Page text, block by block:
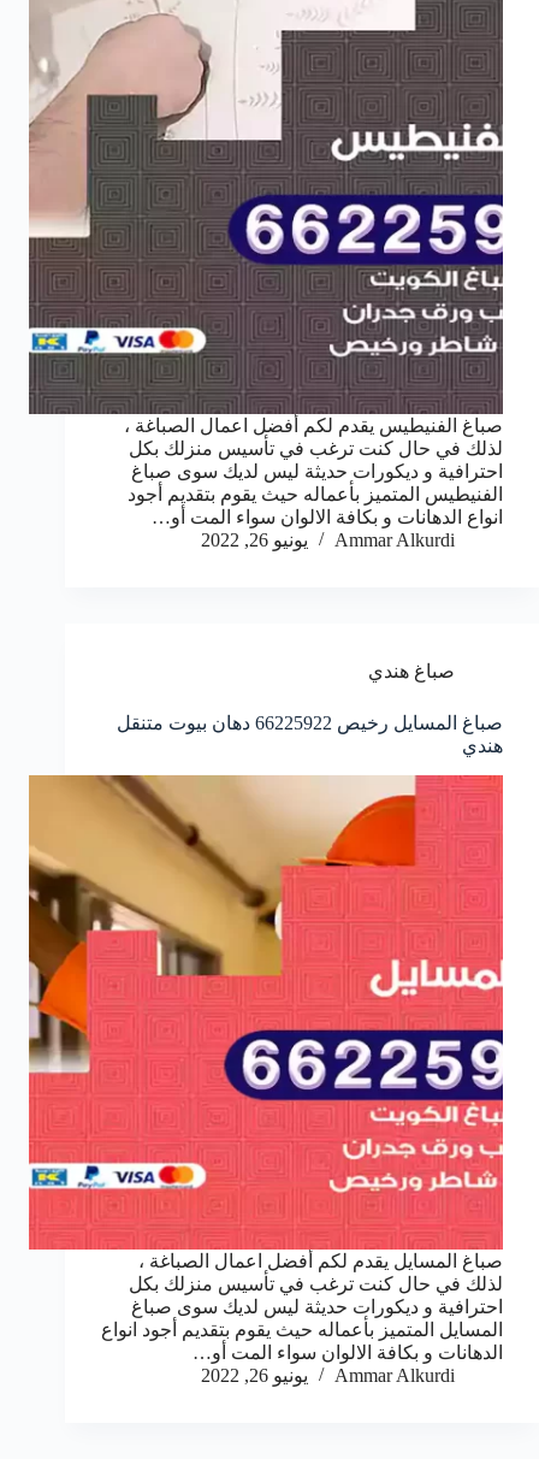
صباغ الفنيطيس يقدم لكم أفضل اعمال الصباغة ،
لذلك في حال كنت ترغب في تأسيس منزلك بكل
احترافية و ديكورات حديثة ليس لديك سوى صباغ
الفنيطيس المتميز بأعماله حيث يقوم بتقديم أجود
انواع الدهانات و بكافة الالوان سواء المت أو…
Ammar Alkurdi
يونيو 26, 2022
صباغ هندي
صباغ المسايل رخيص 66225922 دهان بيوت متنقل
هندي
صباغ المسايل يقدم لكم أفضل اعمال الصباغة ،
لذلك في حال كنت ترغب في تأسيس منزلك بكل
احترافية و ديكورات حديثة ليس لديك سوى صباغ
المسايل المتميز بأعماله حيث يقوم بتقديم أجود انواع
الدهانات و بكافة الالوان سواء المت أو…
Ammar Alkurdi
يونيو 26, 2022